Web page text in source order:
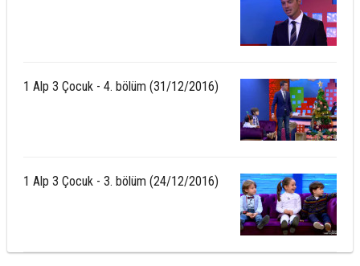
1 Alp 3 Çocuk - 4. bölüm (31/12/2016)
1 Alp 3 Çocuk - 3. bölüm (24/12/2016)